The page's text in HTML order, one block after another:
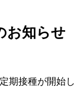
お知らせ
期接種が開始し